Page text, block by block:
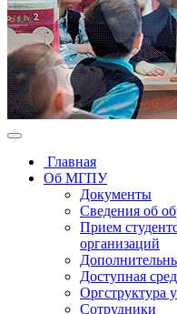
Главная
Об МГПУ
Документы
Сведения об
Прием
организаций
Доступная
Оргструктура
Сотрудники